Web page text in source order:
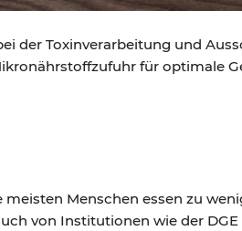
der Toxinverarbeitung und
für optimale
Menschen essen zu
von Institutionen wie der